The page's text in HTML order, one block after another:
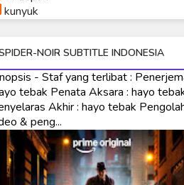
kunyuk
NOIR SUBTITLE INDONESIA
- Staf yang terlibat :
tebak Penata Aksara : hayo
Akhir : hayo tebak
& peng...